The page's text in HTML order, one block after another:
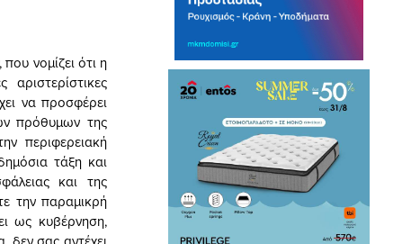
νομίζει ότι η
να προσφέρει
πρόθυμων της
περιφερειακή
τάξη και
και της
την παραμικρή
ως κυβέρνηση,